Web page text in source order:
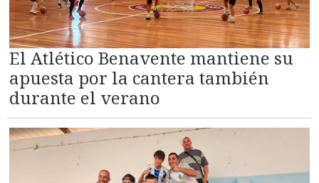
El Atlético Benavente mantiene su
apuesta por la cantera también
durante el verano